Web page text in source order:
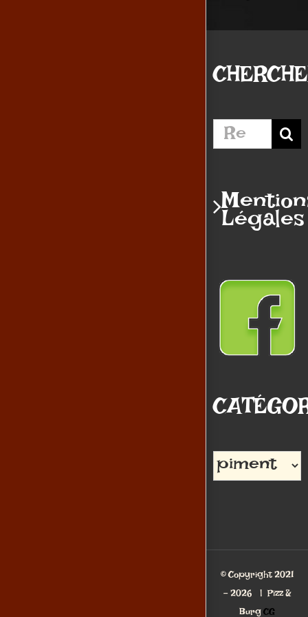
Rechercher:
Légales
Catégories
© Copyright 2021
-2026 | Pizz &